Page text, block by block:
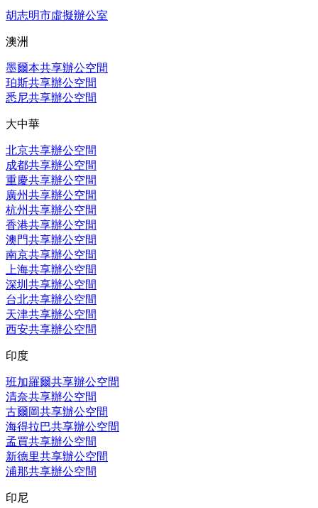
胡志明市虛擬辦公室
澳洲
墨爾本共享辦公空間
珀斯共享辦公空間
悉尼共享辦公空間
大中華
北京共享辦公空間
成都共享辦公空間
重慶共享辦公空間
廣州共享辦公空間
杭州共享辦公空間
香港共享辦公空間
澳門共享辦公空間
南京共享辦公空間
上海共享辦公空間
深圳共享辦公空間
台北共享辦公空間
天津共享辦公空間
西安共享辦公空間
印度
班加羅爾共享辦公空間
清奈共享辦公空間
古爾岡共享辦公空間
海得拉巴共享辦公空間
孟買共享辦公空間
新德里共享辦公空間
浦那共享辦公空間
印尼